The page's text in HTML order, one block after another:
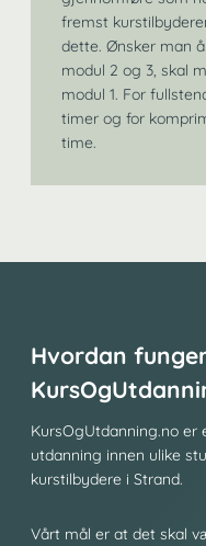
fremst
dette. Ønsker man
modul 2 og 3, skal
modul 1. For
timer og for
time.
Hvordan
KursOgUtdanning.no er
utdanning innen ulike
kurstilbydere i Strand.
Vårt mål er at det skal